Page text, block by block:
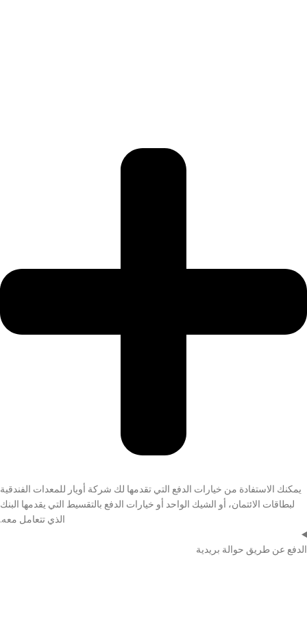
يمكنك الاستفادة من خيارات الدفع التي تقدمها لك شركة أويار للمعدات الفندقية
لبطاقات الائتمان، أو الشيك الواحد أو خيارات الدفع بالتقسيط التي يقدمها البنك
الذي تتعامل معه.
الدفع عن طريق حوالة بريدية